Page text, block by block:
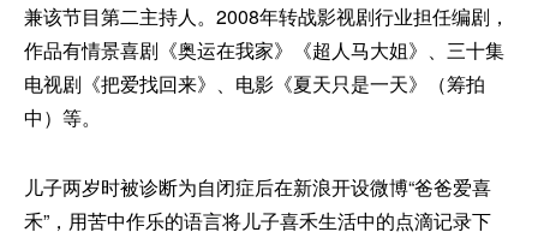
兼该节目第二主持人。2008年转战影视剧行业担任编剧，
作品有情景喜剧《奥运在我家》《超人马大姐》、三十集
电视剧《把爱找回来》、电影《夏天只是一天》（筹拍
中）等。
儿子两岁时被诊断为自闭症后在新浪开设微博“爸爸爱喜
禾”，用苦中作乐的语言将儿子喜禾生活中的点滴记录下